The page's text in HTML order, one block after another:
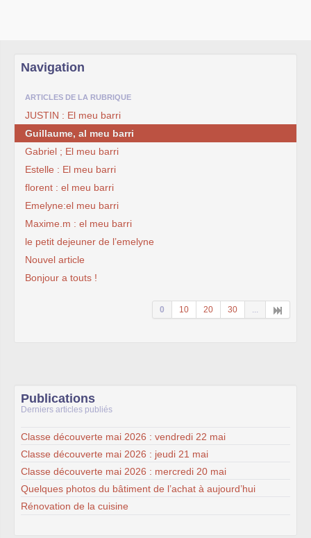
Navigation
ARTICLES DE LA RUBRIQUE
JUSTIN : El meu barri
Guillaume, al meu barri
Gabriel ; El meu barri
Estelle : El meu barri
florent : el meu barri
Emelyne:el meu barri
Maxime.m : el meu barri
le petit dejeuner de l’emelyne
Nouvel article
Bonjour a touts !
0 10 20 30 ...
Publications
Derniers articles publiés
Classe découverte mai 2026 : vendredi 22 mai
Classe découverte mai 2026 : jeudi 21 mai
Classe découverte mai 2026 : mercredi 20 mai
Quelques photos du bâtiment de l’achat à aujourd’hui
Rénovation de la cuisine